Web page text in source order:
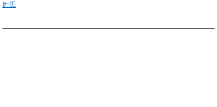
姓氏